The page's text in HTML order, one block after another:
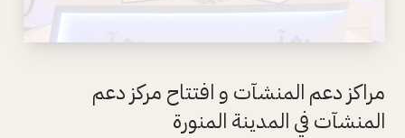
مراكز دعم المنشآت و افتتاح مركز دعم
المنشآت في المدينة المنورة